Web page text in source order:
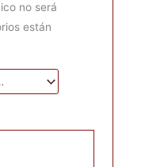
no será
están